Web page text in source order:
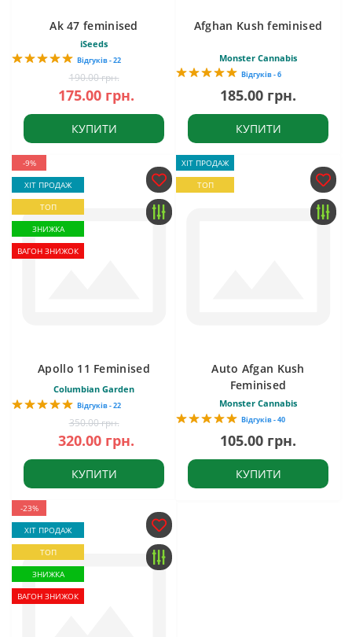
Ak 47 feminised
iSeeds
Відгуків - 22
190.00 грн.
175.00 грн.
КУПИТИ
Afghan Kush feminised
Monster Cannabis
Відгуків - 6
185.00 грн.
КУПИТИ
-9%
ХІТ ПРОДАЖ
ТОП
ЗНИЖКА
ВАГОН ЗНИЖОК
Apollo 11 Feminised
Columbian Garden
Відгуків - 22
350.00 грн.
320.00 грн.
КУПИТИ
ХІТ ПРОДАЖ
ТОП
Auto Afgan Kush
Feminised
Monster Cannabis
Відгуків - 40
105.00 грн.
КУПИТИ
-23%
ХІТ ПРОДАЖ
ТОП
ЗНИЖКА
ВАГОН ЗНИЖОК